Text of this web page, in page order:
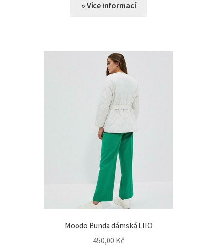
» Více informací
Moodo Bunda dámská LIIO
450,00 Kč